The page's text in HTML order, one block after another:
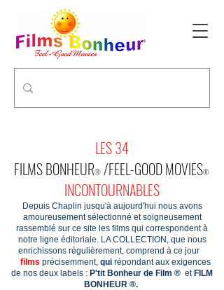
LES 34
FILMS BONHEUR®/FEEL-GOOD MOVIES®
INCONTOURNABLES
Depuis Chaplin jusqu'à aujourd'hui nous avons
amoureusement sélectionné et soigneusement
rassemblé sur ce site les films qui correspondent à
notre ligne éditoriale. LA COLLECTION, que nous
enrichissons régulièrement, comprend à ce jour
films précisemment, qui répondant aux exigences
de nos deux labels : P'tit Bonheur de Film ® et FILM
BONHEUR ®.